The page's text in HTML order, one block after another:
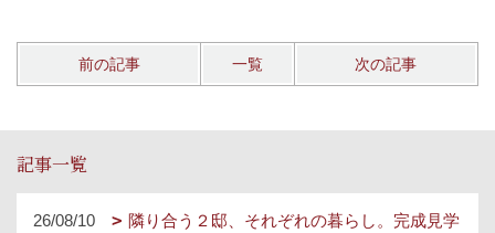
前の記事 一覧 次の記事
記事一覧
26/08/10
隣り合う２邸、それぞれの暮らし。完成見学